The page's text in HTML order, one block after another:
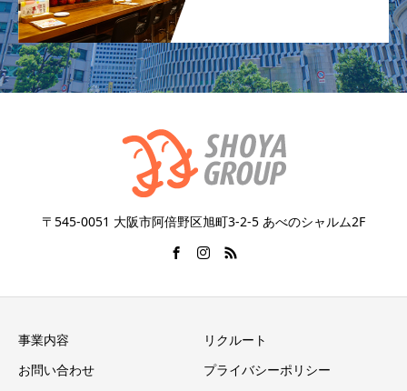
〒545-0051 大阪市阿倍野区旭町3-2-5 あべのシャルム2F
事業内容
リクルート
お問い合わせ
プライバシーポリシー